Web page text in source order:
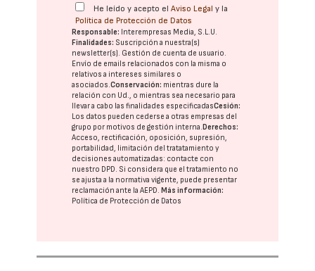
He leído y acepto elAviso Legal y la
Política de Protección de Datos
Responsable: Interempresas Media, S.L.U.
Finalidades: Suscripción a nuestra(s)
newsletter(s). Gestión de cuenta de usuario.
Envío de emails relacionados con la misma o
relativos a intereses similares o
asociados.Conservación: mientras dure la
relación con Ud., o mientras sea necesario para
llevar a cabo las finalidades especificadasCesión:
Los datos pueden cederse a otras empresas del
grupo por motivos de gestión interna. Derechos:
Acceso, rectificación, oposición, supresión,
portabilidad, limitación del tratatamiento y
decisiones automatizadas: contacte con
nuestro DPD. Si considera que el tratamiento no
se ajusta a la normativa vigente, puede presentar
reclamación ante laAEPD. Más información:
Política de Protección de Datos